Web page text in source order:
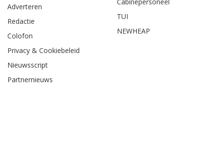
Adverteren
Redactie
Colofon
Privacy & Cookiebeleid
Nieuwsscript
Partnernieuws
TUI
NEWHEAP